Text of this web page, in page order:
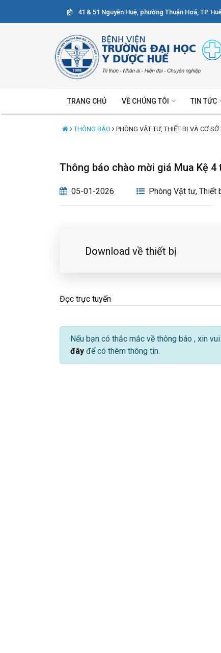
41 & 51 Nguyễn Huệ, phường Thuận Hoá, TP
TRANG CHỦ VỀ CHÚNG TÔI TIN TỨC
THÔNG BÁO PHÒNG VẬT TƯ, THIẾT BỊ VÀ CƠ SỞ
Thông báo chào mời giá Mua Kệ 4
05-01-2026 Phòng Vật tư, Thiết
Download về thiết bị
Đọc trực tuyến
Nếu bạn có thắc mắc về thông báo , xin
đây để có thêm thông tin.